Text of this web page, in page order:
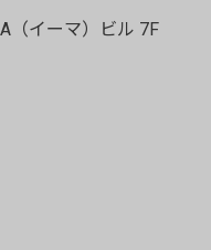
（イーマ）ビル 7F